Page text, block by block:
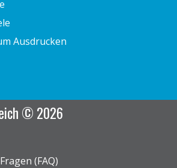
Ausdrucken
© 2026
(FAQ)